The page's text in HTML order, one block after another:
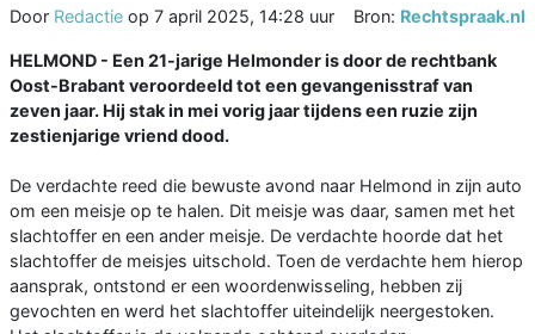
Door Redactie op 7 april 2025, 14:28 uur Bron: Rechtspraak.nl
HELMOND - Een 21-jarige Helmonder is door de rechtbank
Oost-Brabant veroordeeld tot een gevangenisstraf van
zeven jaar. Hij stak in mei vorig jaar tijdens een ruzie zijn
zestienjarige vriend dood.
De verdachte reed die bewuste avond naar Helmond in zijn auto
om een meisje op te halen. Dit meisje was daar, samen met het
slachtoffer en een ander meisje. De verdachte hoorde dat het
slachtoffer de meisjes uitschold. Toen de verdachte hem hierop
aansprak, ontstond er een woordenwisseling, hebben zij
gevochten en werd het slachtoffer uiteindelijk neergestoken.